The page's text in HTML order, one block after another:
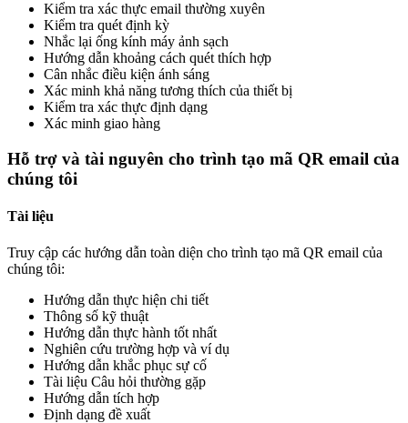
Kiểm tra xác thực email thường xuyên
Kiểm tra quét định kỳ
Nhắc lại ống kính máy ảnh sạch
Hướng dẫn khoảng cách quét thích hợp
Cân nhắc điều kiện ánh sáng
Xác minh khả năng tương thích của thiết bị
Kiểm tra xác thực định dạng
Xác minh giao hàng
Hỗ trợ và tài nguyên cho trình tạo mã QR email của
chúng tôi
Tài liệu
Truy cập các hướng dẫn toàn diện cho trình tạo mã QR email của
chúng tôi:
Hướng dẫn thực hiện chi tiết
Thông số kỹ thuật
Hướng dẫn thực hành tốt nhất
Nghiên cứu trường hợp và ví dụ
Hướng dẫn khắc phục sự cố
Tài liệu Câu hỏi thường gặp
Hướng dẫn tích hợp
Định dạng đề xuất